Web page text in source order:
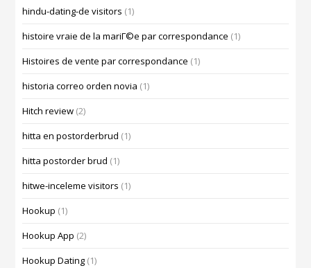
hindu-dating-de visitors (1)
histoire vraie de la mariГ©e par correspondance (1)
Histoires de vente par correspondance (1)
historia correo orden novia (1)
Hitch review (2)
hitta en postorderbrud (1)
hitta postorder brud (1)
hitwe-inceleme visitors (1)
Hookup (1)
Hookup App (2)
Hookup Dating (1)